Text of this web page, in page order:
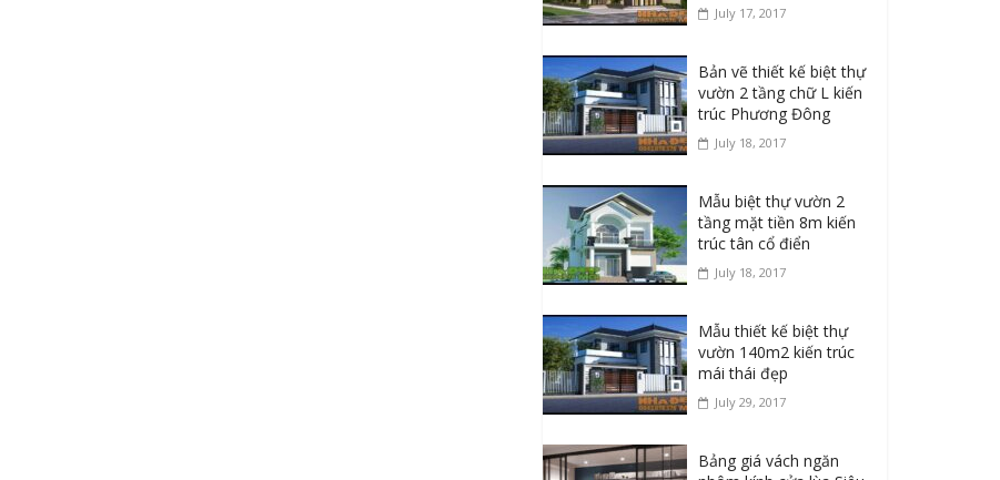
July 17, 2017
Bản vẽ thiết kế biệt thự
vườn 2 tầng chữ L kiến
trúc Phương Đông
July 18, 2017
Mẫu biệt thự vườn 2
tầng mặt tiền 8m kiến
trúc tân cổ điển
July 18, 2017
Mẫu thiết kế biệt thự
vườn 140m2 kiến trúc
mái thái đẹp
July 29, 2017
Bảng giá vách ngăn